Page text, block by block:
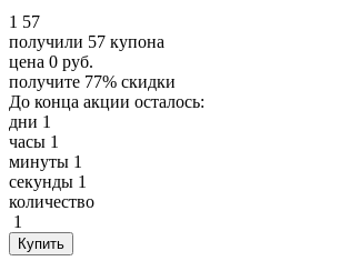
1 57
получили 57 купона
цена 0 руб.
получите 77% скидки
До конца акции осталось:
дни 1
часы 1
минуты 1
секунды 1
количество
1